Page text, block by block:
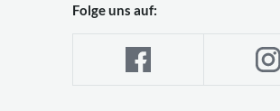
Folge uns auf: